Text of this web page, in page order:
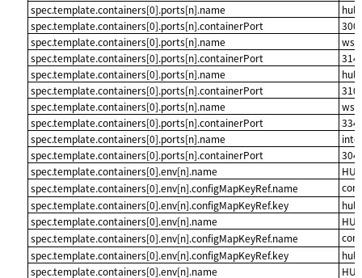
spec.template.containers[0].ports[n].name
spec.template.containers[0].ports[n].containerPort
spec.template.containers[0].ports[n].name
spec.template.containers[0].ports[n].containerPort
spec.template.containers[0].ports[n].name
spec.template.containers[0].ports[n].containerPort
spec.template.containers[0].ports[n].name
spec.template.containers[0].ports[n].containerPort
spec.template.containers[0].ports[n].name
spec.template.containers[0].ports[n].containerPort
spec.template.containers[0].env[n].name
spec.template.containers[0].env[n].configMapKeyRef.name
spec.template.containers[0].env[n].configMapKeyRef.key
spec.template.containers[0].env[n].name
spec.template.containers[0].env[n].configMapKeyRef.name
spec.template.containers[0].env[n].configMapKeyRef.key
spec.template.containers[0].env[n].name